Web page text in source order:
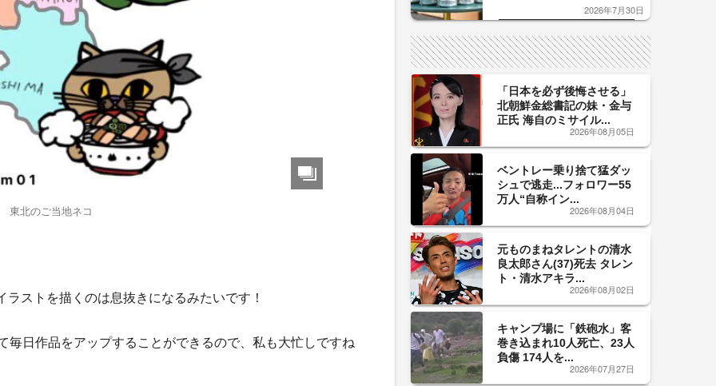
東北のご当地ネコ
ストを描くのは息抜きになるみたいです！
毎日作品をアップすることができるので、私も大忙しですね
した「辛口カーブ」が飲み頃の
2026年7月30日
「日本を必ず後悔させる」
北朝鮮金総書記の妹・金与
正氏 海自のミサイル...
2026年08月05日
ベントレー乗り捨て猛ダッ
シュで逃走...フォロワー55
万人“自称イン...
2026年08月04日
元ものまねタレントの清水
良太郎さん(37)死去 タレン
ト・清水アキラ...
2026年08月02日
キャンプ場に「鉄砲水」客
巻き込まれ10人死亡、23人
負傷 174人を...
2026年07月27日